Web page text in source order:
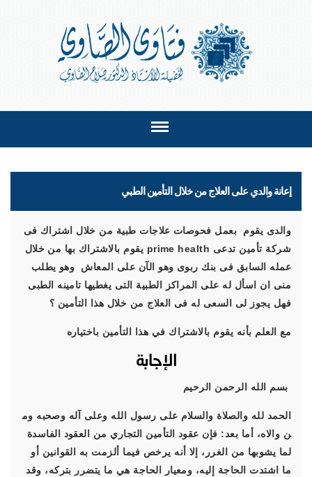
إعانة والدي على العلاج من خلال التأمين الطبي
والدى يقوم بعمل فحوصات علاجات طبية من خلال اشتراك فى
شركة تأمين تدعى prime health يقوم بالاشتراك بها من خلال
عمله السابق فى بنك ربوى وهو الآن على المعاش وهو يطلب
منى ان اسأل له على المراكز الطبية التى يغطيها تامينه الطبى
فهل يجوز لى السعى له فى العلاج من خلال هذا التأمين ؟
مع العلم بأنه يقوم بالاشتراك في هذا التأمين باختياره
الإجابة
بسم الله الرحمن الرحيم
الحمد لله والصلاة والسلام على رسول الله وعلى آله وصحبه وم
ن والاه، أما بعد: فإن عقود التأمين التجاري من العقود الفاسدة
لما يشوبها من الغرر، إلا أنه يرخص فيما ألزمت به القوانين أو
ما اشتدت الحاجة إليه، ومعيار الحاجة هي ما يتضرر بتركه، وقد